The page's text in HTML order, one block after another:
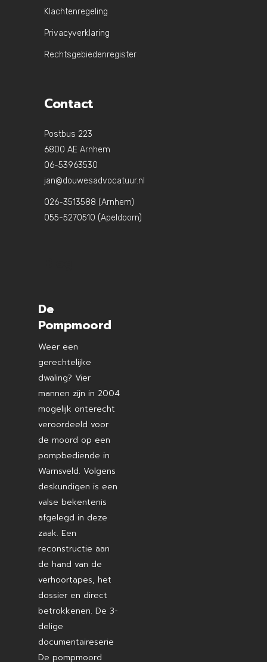
Klachtenregeling
Privacyverklaring
Rechtsgebiedenregister
Contact
Postbus 223
6800 AE Arnhem
06-53963530
jan@douwesadvocatuur.nl
026-3513588 (Arnhem)
055-5270510 (Apeldoorn)
De
Pompmoord
Weer een
gerechtelijke
dwaling? Vier
mannen zijn in 2004
mogelijk onterecht
veroordeeld voor
de moord op een
pompbediende in
Warnsveld. Volgens
deskundigen is een
valse bekentenis
afgelegd in deze
zaak. Een
reconstructie aan
de hand van de
verhoortapes, het
dossier en direct
betrokkenen. De 3-
delige
documentaireserie
De pompmoord